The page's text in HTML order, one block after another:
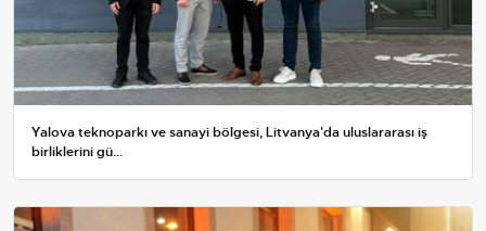
Yalova teknoparkı ve sanayi bölgesi, Litvanya'da uluslararası iş
birliklerini gü...